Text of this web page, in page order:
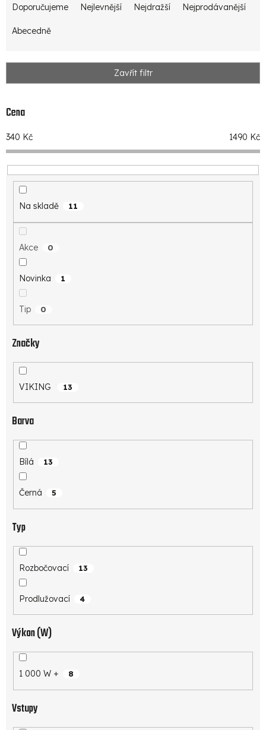
p
r
o
d
Doporučujeme Nejlevnější Nejdražší Nejprodávanější
Abecedně
Zavřít filtr
Cena
340 Kč 1490 Kč
Na skladě 11
Akce 0
Novinka 1
Tip 0
Značky
VIKING 13
Barva
Bílá 13
Černá 5
Typ
Rozbočovací 13
Prodlužovací 4
Výkon (W)
1 000 W + 8
Vstupy